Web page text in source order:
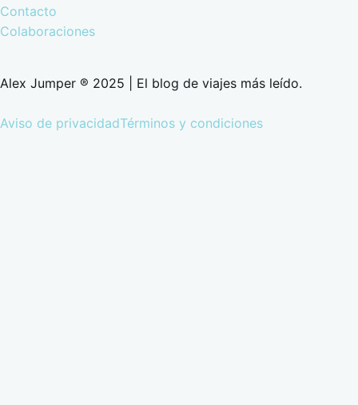
Contacto
Colaboraciones
Alex Jumper ® 2025 | El blog de viajes más leído.
Aviso de privacidadTérminos y condiciones